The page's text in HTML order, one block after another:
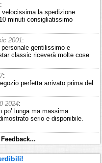
:
la spedizione
minuti consigliatissimo
2001:
gentilissimo e
classic riceverà molte cose
:
perfetta arrivato prima del
2024:
lunga ma massima
serio e disponibile.